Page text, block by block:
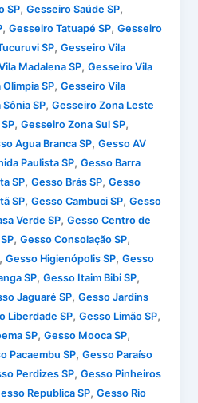
SP,Gesseiro Saúde SP,
,Gesseiro Tatuapé SP,Gesseiro
SP,Gesseiro Vila
Madalena SP,Gesseiro Vila
SP,Gesseiro Vila
SP,Gesseiro Zona Leste
,Gesseiro Zona Sul SP,
Agua Branca SP,Gesso AV
Paulista SP,Gesso Barra
SP,Gesso Brás SP,Gesso
SP,Gesso Cambuci SP,Gesso
Verde SP,Gesso Centro de
,Gesso Consolação SP,
,Gesso Higienópolis SP,Gesso
SP,Gesso Itaim Bibi SP,
Jaguaré SP,Gesso Jardins
Liberdade SP,Gesso Limão SP,
SP,Gesso Mooca SP,
Pacaembu SP,Gesso Paraíso
Perdizes SP,Gesso Pinheiros
Republica SP,Gesso Rio